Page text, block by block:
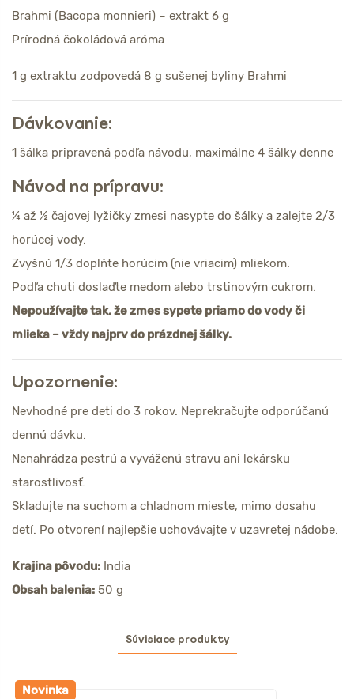
Brahmi (Bacopa monnieri) – extrakt 6 g
Prírodná čokoládová aróma
1 g extraktu zodpovedá 8 g sušenej byliny Brahmi
Dávkovanie:
1 šálka pripravená podľa návodu, maximálne 4 šálky denne
Návod na prípravu:
¼ až ½ čajovej lyžičky zmesi nasypte do šálky a zalejte 2/3
horúcej vody.
Zvyšnú 1/3 doplňte horúcim (nie vriacim) mliekom.
Podľa chuti doslaďte medom alebo trstinovým cukrom.
Nepoužívajte tak, že zmes sypete priamo do vody či
mlieka – vždy najprv do prázdnej šálky.
Upozornenie:
Nevhodné pre deti do 3 rokov. Neprekračujte odporúčanú
dennú dávku.
Nenahrádza pestrú a vyváženú stravu ani lekársku
starostlivosť.
Skladujte na suchom a chladnom mieste, mimo dosahu
detí. Po otvorení najlepšie uchovávajte v uzavretej nádobe.
Krajina pôvodu: India
Obsah balenia: 50 g
Súvisiace produkty
Novinka